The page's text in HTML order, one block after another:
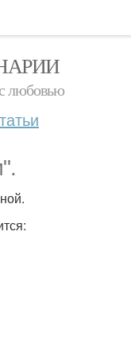
с любовью